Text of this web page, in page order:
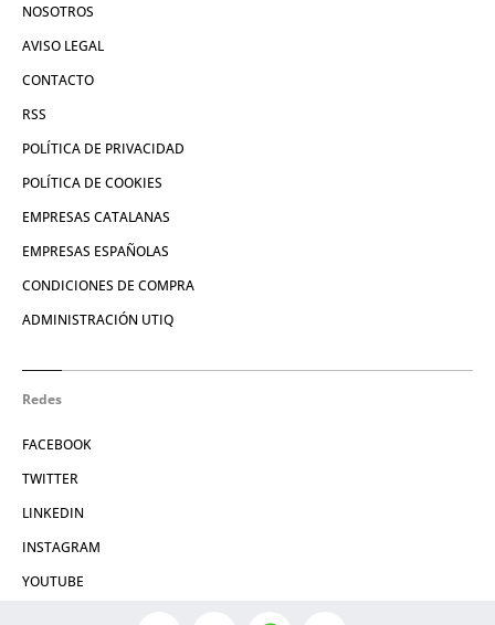
NOSOTROS
AVISO LEGAL
CONTACTO
RSS
POLÍTICA DE PRIVACIDAD
POLÍTICA DE COOKIES
EMPRESAS CATALANAS
EMPRESAS ESPAÑOLAS
CONDICIONES DE COMPRA
ADMINISTRACIÓN UTIQ
Redes
FACEBOOK
TWITTER
LINKEDIN
INSTAGRAM
YOUTUBE